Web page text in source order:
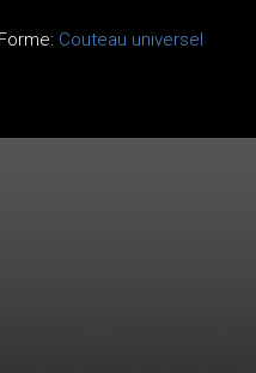
Couteau universel